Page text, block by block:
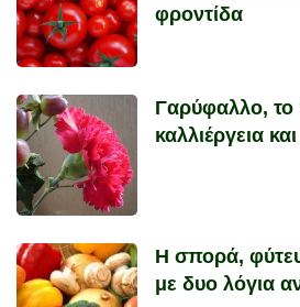
φροντίδα
Γαρύφαλλο, το
καλλιέργεια
Η σπορά,
με δυο λόγια